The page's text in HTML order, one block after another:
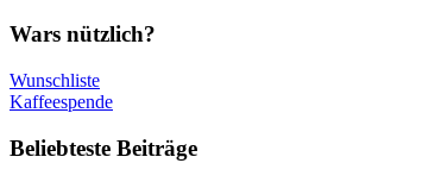
Wars nützlich?
Wunschliste
Kaffeespende
Beliebteste Beiträge